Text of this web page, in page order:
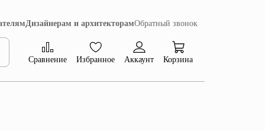
Дизайнерам и архитекторамОбратный звонок
Сравнение Избранное Аккаунт Корзина